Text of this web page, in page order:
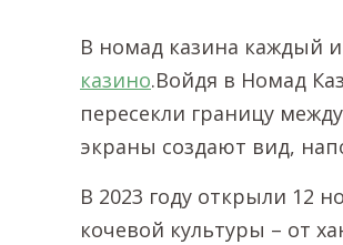
В номад казина каждый
казино.Войдя в Номад
пересекли границу
экраны создают вид,
В 2023 году открыли 12
кочевой культуры – от